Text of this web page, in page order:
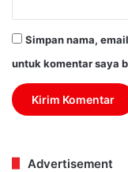
Simpan nama,
untuk komentar saya
Advertisement